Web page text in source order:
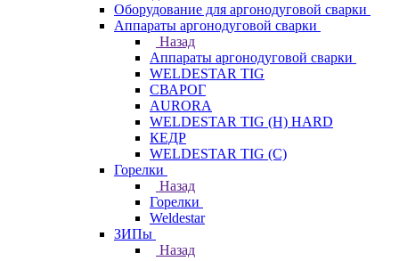
Оборудование для аргонодуговой сварки
Аппараты аргонодуговой сварки
Назад
Аппараты аргонодуговой сварки
WELDESTAR TIG
СВАРОГ
AURORA
WELDESTAR TIG (H) HARD
КЕДР
WELDESTAR TIG (С)
Горелки
Назад
Горелки
Weldestar
ЗИПы
Назад